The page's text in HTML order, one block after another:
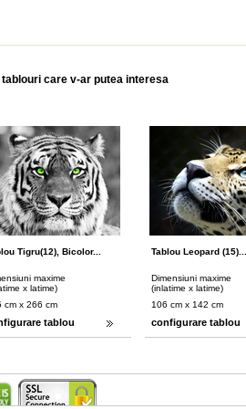
care v-ar putea interesa
Tigru(12), Bicolor...
maxime
x latime)
cm x 266 cm
tablou
Tablou Leopard (15)...
Dimensiuni maxime
(inlatime x latime)
106 cm x 142 cm
configurare tablou